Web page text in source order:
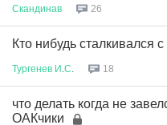
Скандинав 26
Кто нибудь сталкивался
Тургенев И С 18
что делать когда не
ОАКчики